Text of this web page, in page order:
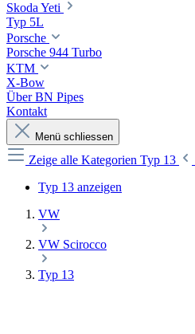
Skoda Yeti
Typ 5L
Porsche
Porsche 944 Turbo
KTM
X-Bow
Über BN Pipes
Kontakt
Menü schliessen
Zeige alle Kategorien Typ 13
Typ 13 anzeigen
VW
VW Scirocco
Typ 13